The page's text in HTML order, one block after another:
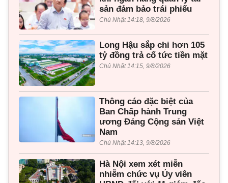
sản đảm bảo trái phiếu
Chủ Nhật 14:18, 9/8/2026
Long Hậu sắp chi hơn 105
tỷ đồng trả cổ tức tiền mặt
Chủ Nhật 14:15, 9/8/2026
Thông cáo đặc biệt của
Ban Chấp hành Trung
ương Đảng Cộng sản Việt
Nam
Chủ Nhật 14:13, 9/8/2026
Hà Nội xem xét miễn
nhiễm chức vụ Ủy viên